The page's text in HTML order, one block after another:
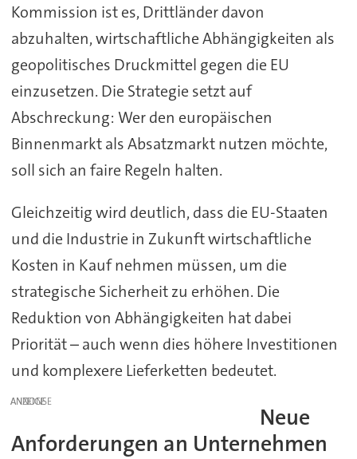
Kommission ist es, Drittländer davon
abzuhalten, wirtschaftliche Abhängigkeiten als
geopolitisches Druckmittel gegen die EU
einzusetzen. Die Strategie setzt auf
Abschreckung: Wer den europäischen
Binnenmarkt als Absatzmarkt nutzen möchte,
soll sich an faire Regeln halten.
Gleichzeitig wird deutlich, dass die EU-Staaten
und die Industrie in Zukunft wirtschaftliche
Kosten in Kauf nehmen müssen, um die
strategische Sicherheit zu erhöhen. Die
Reduktion von Abhängigkeiten hat dabei
Priorität – auch wenn dies höhere Investitionen
und komplexere Lieferketten bedeutet.
ANZEIGE
Neue
Anforderungen an Unternehmen